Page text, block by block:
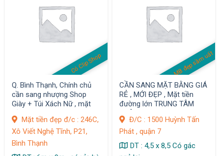
Có Clip Shop
Q. Bình Thạnh, Chính chủ
cần sang nhượng Shop
Giày + Túi Xách Nữ , mặt
Mặt tiền đẹp đ/c : 246C,
Xô Viết Nghệ Tĩnh, P21,
Bình Thạnh
MB đẹp sầm uất
CẦN SANG MẶT BẰNG GIÁ
RẺ , MỚI ĐẸP , Mặt tiền
đường lớn TRUNG TÂM
Đ/C : 1500 Huỳnh Tấn
Phát , quận 7
DT : 4,5 x 8,5 Có gác